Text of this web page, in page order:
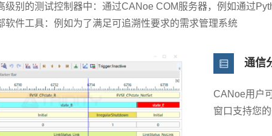
级别的测试控制器中：通过CANoe COM服务器，例如通过
软件工具：例如为了满足可追溯性要求的需求管理系统
通信
CANoe用户
窗口支持您的